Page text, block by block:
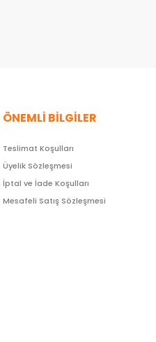
ÖNEMLİ BİLGİLER
Teslimat Koşulları
Üyelik Sözleşmesi
İptal ve İade Koşulları
Mesafeli Satış Sözleşmesi